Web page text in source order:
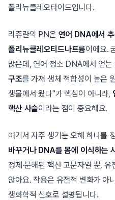
폴리뉴클레오타이드입니다.
리쥬란의 PN은 연어 DNA에서 추
폴리뉴클레오티드나트륨이에요.
많은데, 연어 정소 DNA에서 얻
구조를 가져 생체 적합성이 높은
생물에서 왔다"가 핵심이 아니라,
핵산 사슬이라는 점이 중요해요.
여기서 자주 생기는 오해 하나를
바꾸거나 DNA를 몸에 이식하는
정제·분해된 핵산 고분자일 뿐, 유
않아요. 작용은 유전적 변화가 아
생화학적 신호로 설명됩니다.